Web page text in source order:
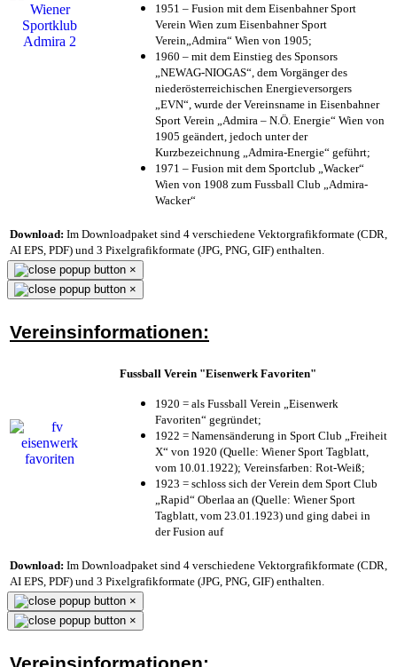
1951 – Fusion mit dem Eisenbahner Sport
Verein Wien zum Eisenbahner Sport
Verein„Admira“ Wien von 1905;
1960 – mit dem Einstieg des Sponsors
„NEWAG-NIOGAS“, dem Vorgänger des
niederösterreichischen Energieversorgers
„EVN“, wurde der Vereinsname in Eisenbahner
Sport Verein „Admira – N.Ö. Energie“ Wien von
1905 geändert, jedoch unter der
Kurzbezeichnung „Admira-Energie“ geführt;
1971 – Fusion mit dem Sportclub „Wacker“
Wien von 1908 zum Fussball Club „Admira-
Wacker“
Download: Im Downloadpaket sind 4 verschiedene Vektorgrafikformate (CDR,
AI EPS, PDF) und 3 Pixelgrafikformate (JPG, PNG, GIF) enthalten.
×
×
Vereinsinformationen:
Fussball Verein "Eisenwerk Favoriten"
1920 = als Fussball Verein „Eisenwerk
Favoriten“ gegründet;
1922 = Namensänderung in Sport Club „Freiheit
X“ von 1920 (Quelle: Wiener Sport Tagblatt,
vom 10.01.1922); Vereinsfarben: Rot-Weiß;
1923 = schloss sich der Verein dem Sport Club
„Rapid“ Oberlaa an (Quelle: Wiener Sport
Tagblatt, vom 23.01.1923) und ging dabei in
der Fusion auf
Download: Im Downloadpaket sind 4 verschiedene Vektorgrafikformate (CDR,
AI EPS, PDF) und 3 Pixelgrafikformate (JPG, PNG, GIF) enthalten.
×
×